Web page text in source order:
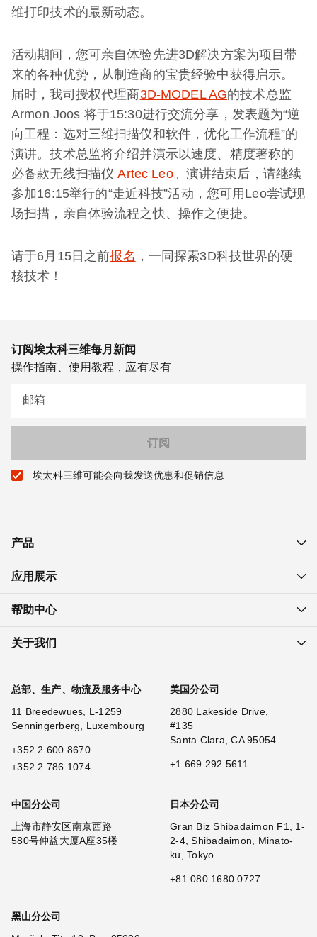
维打印技术的最新动态。
活动期间，您可亲自体验先进3D解决方案为项目带
来的各种优势，从制造商的宝贵经验中获得启示。
届时，我司授权代理商3D-MODEL AG的技术总监
Armon Joos 将于15:30进行交流分享，发表题为“逆
向工程：选对三维扫描仪和软件，优化工作流程”的
演讲。技术总监将介绍并演示以速度、精度著称的
必备款无线扫描仪 Artec Leo。演讲结束后，请继续
参加16:15举行的“走近科技”活动，您可用Leo尝试现
场扫描，亲自体验流程之快、操作之便捷。
请于6月15日之前报名 ，一同探索3D科技世界的硬
核技术！
订阅埃太科三维每月新闻
操作指南、使用教程，应有尽有
邮箱
埃太科三维可能会向我发送优惠和促销信息
产品
应用展示
帮助中心
关于我们
总部、生产、物流及服务中心
11 Breedewues, L-1259
Senningerberg, Luxembourg
+352 2 600 8670
+352 2 786 1074
美国分公司
2880 Lakeside Drive,
#135
Santa Clara, CA 95054
+1 669 292 5611
中国分公司
上海市静安区南京西路
580号仲益大厦A座35楼
日本分公司
Gran Biz Shibadaimon F1, 1-
2-4, Shibadaimon, Minato-
ku, Tokyo
+81 080 1680 0727
黑山分公司